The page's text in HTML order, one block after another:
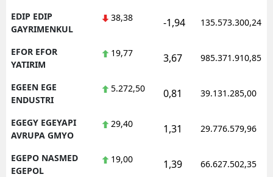
EDIP EDIP
GAYRIMENKUL
38,38 -1,94 135.573.300,24
EFOR EFOR
YATIRIM
19,77 3,67 985.371.910,85
EGEEN EGE
ENDUSTRI
5.272,50 0,81 39.131.285,00
EGEGY EGEYAPI
AVRUPA GMYO
29,40 1,31 29.776.579,96
EGEPO NASMED
EGEPOL
19,00 1,39 66.627.502,35